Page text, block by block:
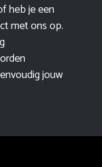
heb je een
met ons op.
jouw